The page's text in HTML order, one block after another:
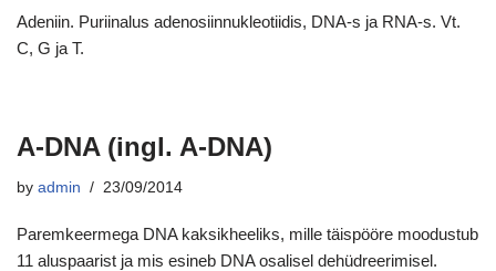
Adeniin. Puriinalus adenosiinnukleotiidis, DNA-s ja RNA-s. Vt.
C, G ja T.
A-DNA (ingl. A-DNA)
by admin 23/09/2014
Paremkeermega DNA kaksikheeliks, mille täispööre moodustub
11 aluspaarist ja mis esineb DNA osalisel dehüdreerimisel.